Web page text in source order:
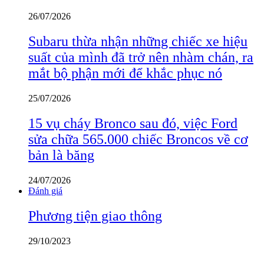
26/07/2026
Subaru thừa nhận những chiếc xe hiệu
suất của mình đã trở nên nhàm chán, ra
mắt bộ phận mới để khắc phục nó
25/07/2026
15 vụ cháy Bronco sau đó, việc Ford
sửa chữa 565.000 chiếc Broncos về cơ
bản là băng
24/07/2026
Đánh giá
Phương tiện giao thông
29/10/2023